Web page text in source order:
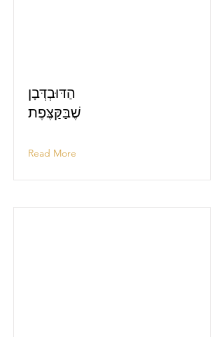
הַדּוּבְדְּבָן
שֶׁבַּקַּצֶּפֶת
Read More